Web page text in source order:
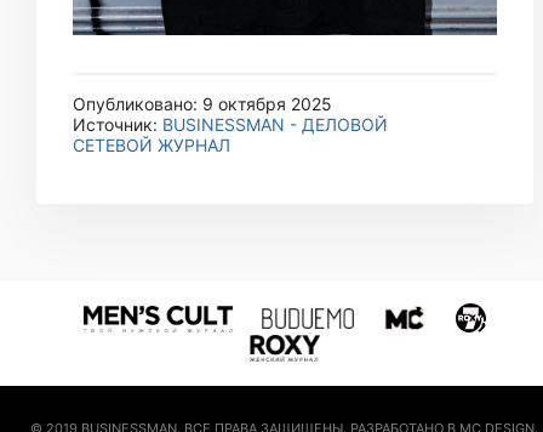
Опубликовано: 9 октября 2025
Источник: BUSINESSMAN - ДЕЛОВОЙ
СЕТЕВОЙ ЖУРНАЛ
© 2019 BUSINESSMAN. ВСЕ ПРАВА ЗАЩИЩЕНЫ. РАЗРАБОТАНО В MC DESIGN.